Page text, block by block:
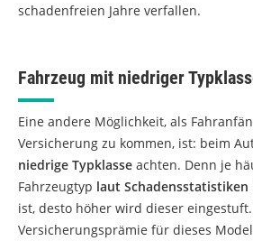
schadenfreien Jahre verfallen.
Fahrzeug mit niedriger
Eine andere Möglichkeit, als
Versicherung zu kommen, ist: beim
niedrige Typklasse achten. Denn je
Fahrzeugtyp laut
ist, desto höher wird dieser
Versicherungsprämie für dieses